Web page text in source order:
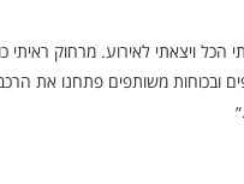
ויצאתי לאירוע. מרחוק ראיתי
ובכוחות משותפים פתחנו את